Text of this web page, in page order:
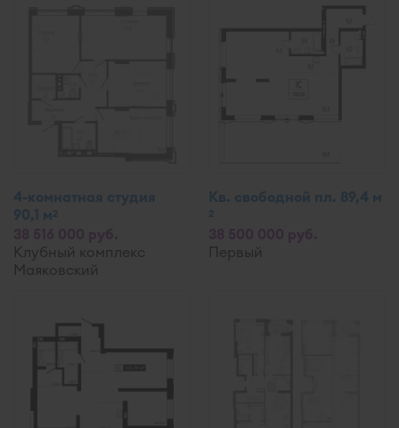
4-комнатная студия
90,1 м2
Клубный комплекс
Маяковский
Кв. свободной пл. 89,4 м
2
Первый